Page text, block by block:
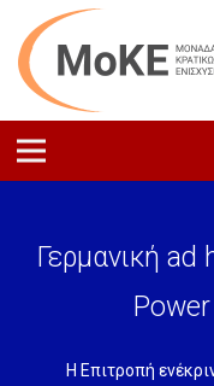
Γερμανική ad
Η Επιτροπή